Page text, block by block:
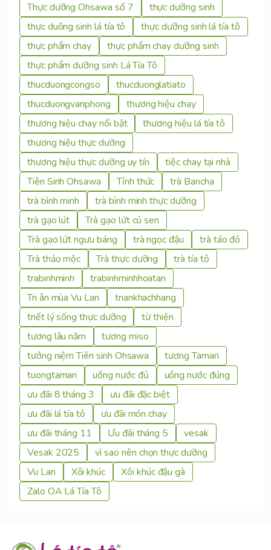
Thực dưỡng Ohsawa số 7
thực dưỡng sinh
thực duõng sinh lá tía tô
thực dưỡng sinh lá tía tô
thực phẩm chay
thực phẩm chay dưỡng sinh
thực phẩm dưỡng sinh Lá Tía Tô
thucduongcongso
thucduonglatiato
thucduongvanphong
thương hiệu chay
thương hiệu chay nổi bật
thương hiệu lá tía tô
thương hiệu thực dưỡng
thương hiệu thực dưỡng uy tín
tiệc chay tại nhà
Tiên Sinh Ohsawa
Tỉnh thức
trà Bancha
trà bình minh
trà bình minh thực dưỡng
trà gạo lút
Trà gạo lứt củ sen
Trà gạo lứt ngưu báng
trà ngọc đậu
trà táo đỏ
Trà thảo mộc
Trà thực dưỡng
trà tía tô
trabinhminh
trabinhminhhoatan
Tri ân mùa Vu Lan
triankhachhang
triết lý sống thực dưỡng
từ thiện
tương lâu năm
tương miso
tưởng niệm Tiên sinh Ohsawa
tương Tamari
tuongtamari
uống nước đủ
uống nước đúng
ưu đãi 8 tháng 3
ưu đãi đặc biệt
ưu đãi lá tía tô
ưu đãi món chay
ưu đãi tháng 11
Ưu đãi tháng 5
vesak
Vesak 2025
vì sao nên chọn thực dưỡng
Vu Lan
Xôi khúc
Xôi khúc đậu gà
Zalo OA Lá Tía Tô